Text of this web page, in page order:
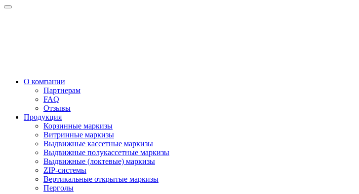
О компании
Партнерам
FAQ
Отзывы
Продукция
Корзинные маркизы
Витринные маркизы
Выдвижные кассетные маркизы
Выдвижные полукассетные маркизы
Выдвижные (локтевые) маркизы
ZIP-системы
Вертикальные открытые маркизы
Перголы